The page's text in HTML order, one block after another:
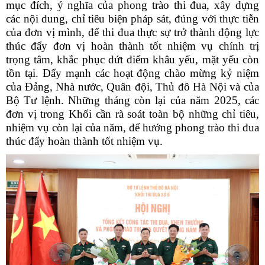
mục đích, ý nghĩa của phong trào thi đua, xây dựng
các nội dung, chỉ tiêu biện pháp sát, đúng với thực tiễn
của đơn vị mình, để thi đua thực sự trở thành động lực
thúc đẩy đơn vị hoàn thành tốt nhiệm vụ chính trị
trọng tâm, khắc phục dứt điểm khâu yếu, mặt yếu còn
tồn tại. Đẩy mạnh các hoạt động chào mừng kỷ niệm
của Đảng, Nhà nước, Quân đội, Thủ đô Hà Nội và của
Bộ Tư lệnh. Những tháng còn lại của năm 2025, các
đơn vị trong Khối cần rà soát toàn bộ những chỉ tiêu,
nhiệm vụ còn lại của năm, để hướng phong trào thi đua
thúc đẩy hoàn thành tốt nhiệm vụ.